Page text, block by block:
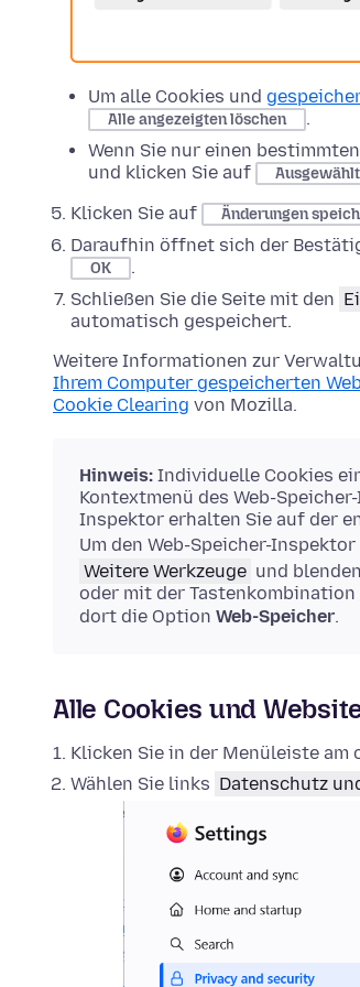
Um alle Cookies und
Alle angezeigten löschen
.
Wenn Sie nur einen
und klicken Sie auf
Klicken Sie auf
Änderungen
Daraufhin öffnet sich der
OK
.
Schließen Sie die Seite mit den
automatisch gespeichert.
Weitere Informationen zur
Ihrem Computer gespeicherten
Cookie Clearing von Mozilla.
Hinweis: Individuelle Cookies
Kontextmenü des Web-
Inspektor erhalten Sie auf der
Um den Web-Speicher-
Weitere Werkzeuge und
oder mit der Tastenkombination
dort die Option Web-Speicher.
Alle Cookies und
Klicken Sie in der Menüleiste am
Wählen Sie links Datenschutz